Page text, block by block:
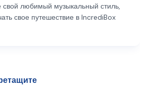
свой любимый музыкальный стиль,
свое путешествие в IncrediBox